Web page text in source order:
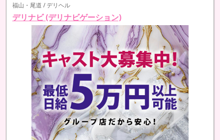
福山・尾道 / デリヘル
デリナビ (デリナビゲーション)